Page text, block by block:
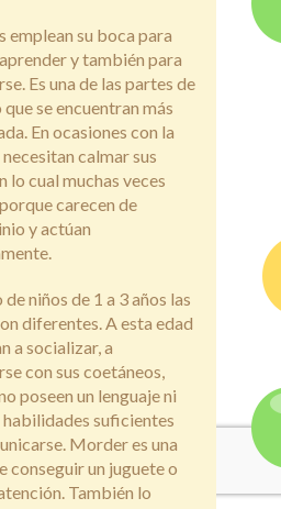
emplean su boca para
y también para
Es una de las partes de
se encuentran más
En ocasiones con la
calmar sus
lo cual muchas veces
carecen de
y actúan
de niños de 1 a 3 años las
diferentes. A esta edad
a socializar, a
con sus coetáneos,
poseen un lenguaje ni
habilidades suficientes
Morder es una
conseguir un juguete o
También lo